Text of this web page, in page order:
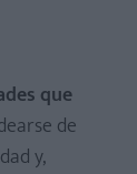
que
de
y,